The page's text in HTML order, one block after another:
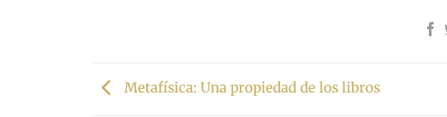
Metafísica: Una propiedad de los libros